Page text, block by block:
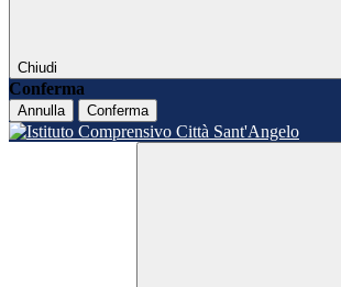
Chiudi
Conferma
Annulla Conferma